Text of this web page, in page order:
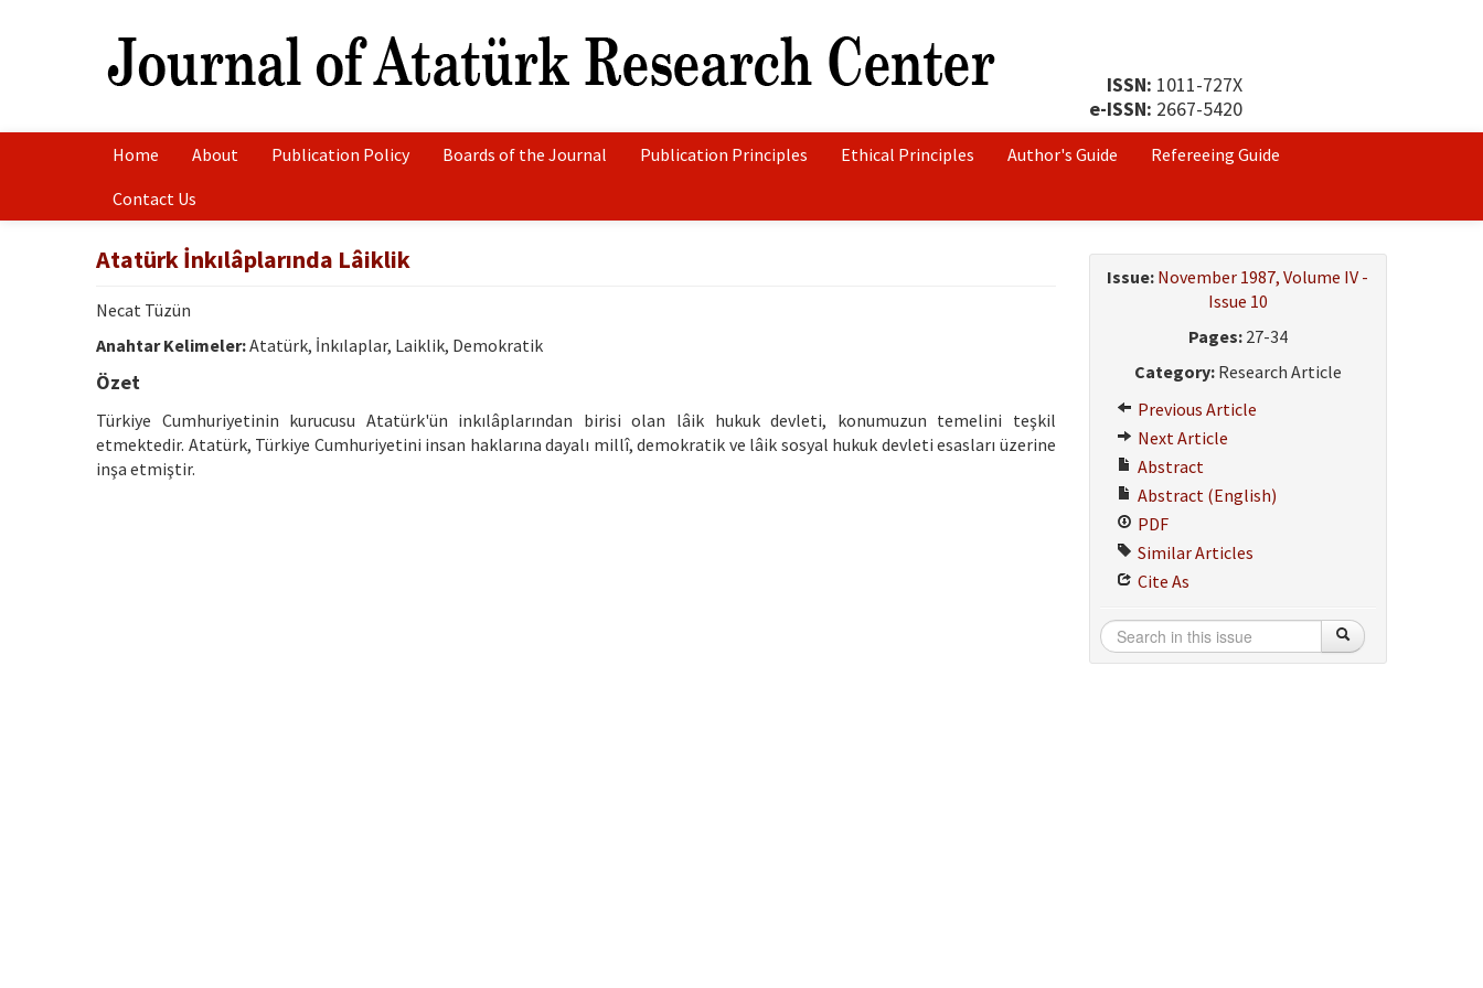
ISSN: 1011-727X
e-ISSN: 2667-5420
Home About Publication Policy Boards of the Journal Publication Principles Ethical Principles Author's Guide
Refereeing Guide
Contact Us
Atatürk İnkılâplarında Lâiklik
Necat Tüzün
Anahtar Kelimeler:Atatürk, İnkılaplar, Laiklik, Demokratik
Özet
Türkiye Cumhuriyetinin kurucusu Atatürk'ün inkılâplarından birisi olan lâik hukuk devleti, konumuzun temelini teşkil
etmektedir. Atatürk, Türkiye Cumhuriyetini insan haklarına dayalı millî, demokratik ve lâik sosyal hukuk devleti esasları üzerine
inşa etmiştir.
Issue: November 1987, Volume IV -
Issue 10
Pages:27-34
Category:Research Article
Previous Article
Next Article
Abstract
Abstract (English)
PDF
Similar Articles
Cite As